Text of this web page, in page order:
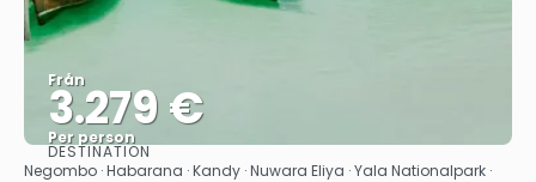
Från
3.279 €
Per person
Se
DESTINATION
Negombo · Habarana · Kandy · Nuwara Eliya · Yala Nationalpark ·